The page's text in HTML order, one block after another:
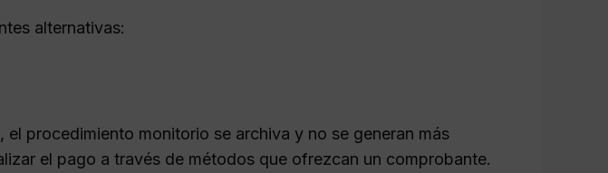
alternativas:
procedimiento monitorio se archiva y no se generan más
el pago a través de métodos que ofrezcan un comprobante.